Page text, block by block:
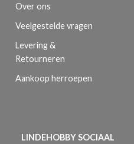
Over ons
Veelgestelde vragen
Levering &
Retourneren
Aankoop herroepen
LINDEHOBBY SOCIAAL